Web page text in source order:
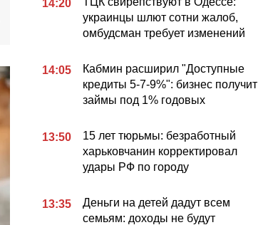
14:20
украинцы шлют сотни жалоб,
омбудсман требует изменений
14:05
Кабмин расширил "Доступные
кредиты 5-7-9%": бизнес получит
займы под 1% годовых
13:50
15 лет тюрьмы: безработный
харьковчанин корректировал
удары РФ по городу
13:35
Деньги на детей дадут всем
семьям: доходы не будут